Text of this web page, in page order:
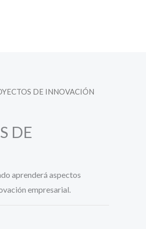
DE INNOVACIÓN
DE
aprenderá aspectos
empresarial.